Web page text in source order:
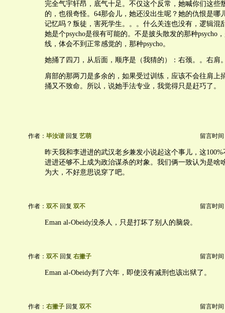
完全气宇轩昂，底气十足。不仅这个反常，她喊你们这些
的，也很奇怪。64那会儿，她还没出生呢？她的仇恨是哪
记忆吗？叛徒，害死学生。。。什么关连也没有，逻辑混
她是个psycho是很有可能的。不是披头散发的那种psycho
线，体会不到正常感觉的，那种psycho。
她捅了四刀，从后面，顺序是（我猜的）：右颈。。右肩
肩部的那两刀是多余的，如果受过训练，应该不会往肩上
捅又不致命。所以，说她手法专业，我觉得只是赶巧了。
作者： 毕汝谐回复 艺萌 留言时间
昨天我和李进进的武汉老乡兼发小说起这个事儿，这
进进还够不上成为政治谋杀的对象。我们俩一致认为是啥
为大，不好意思说穿了吧。
作者： 双不 回复 双不 留言时间
Eman al-Obeidy没杀人，只是打坏了别人的脑袋。
作者： 双不 回复 右撇子 留言时间
Eman al-Obeidy判了六年，即使没有减刑也该出狱了。
作者： 右撇子 回复 双不 留言时间